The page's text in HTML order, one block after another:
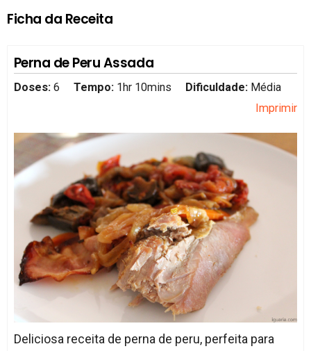
Ficha da Receita
Perna de Peru Assada
Doses: 6 Tempo: 1hr 10mins Dificuldade: Média
Imprimir
Deliciosa receita de perna de peru, perfeita para